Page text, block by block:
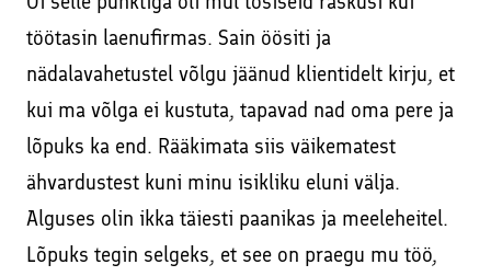
töötasin laenufirmas. Sain öösiti ja
nädalavahetustel võlgu jäänud klientidelt kirju, et
kui ma võlga ei kustuta, tapavad nad oma pere ja
lõpuks ka end. Rääkimata siis väikematest
ähvardustest kuni minu isikliku eluni välja.
Alguses olin ikka täiesti paanikas ja meeleheitel.
Lõpuks tegin selgeks, et see on praegu mu töö,